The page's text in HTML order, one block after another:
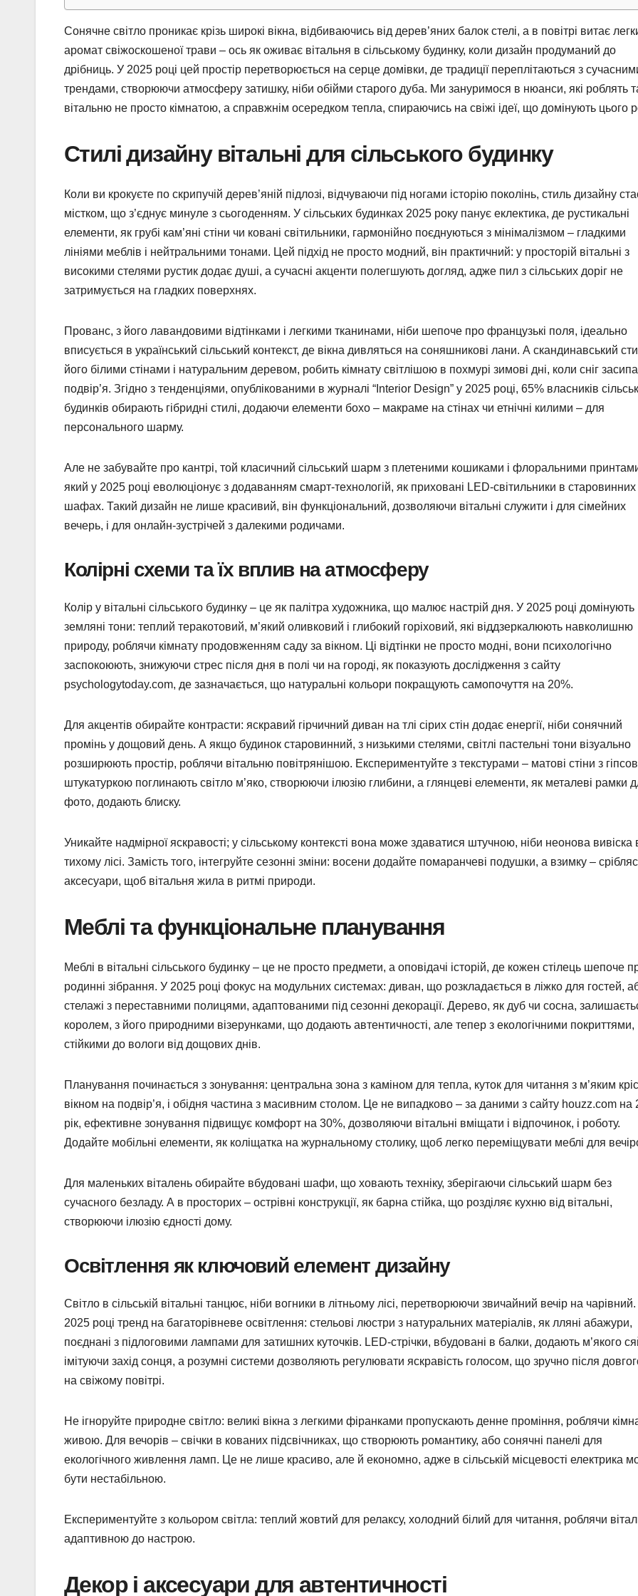
Сонячне світло проникає крізь широкі вікна, відбиваючись від дерев’яних балок стелі, а в повітрі витає
аромат свіжоскошеної трави – ось як оживає вітальня в сільському будинку, коли дизайн продуманий до
дрібниць. У 2025 році цей простір перетворюється на серце домівки, де традиції переплітаються з
трендами, створюючи атмосферу затишку, ніби обійми старого дуба. Ми зануримося в нюанси, які роблять
вітальню не просто кімнатою, а справжнім осередком тепла, спираючись на свіжі ідеї, що домінують цього
Стилі дизайну вітальні для сільського будинку
Коли ви крокуєте по скрипучій дерев’яній підлозі, відчуваючи під ногами історію поколінь, стиль дизайну
містком, що з’єднує минуле з сьогоденням. У сільських будинках 2025 року панує еклектика, де рустикальні
елементи, як грубі кам’яні стіни чи ковані світильники, гармонійно поєднуються з мінімалізмом – гладкими
лініями меблів і нейтральними тонами. Цей підхід не просто модний, він практичний: у просторій вітальні з
високими стелями рустик додає душі, а сучасні акценти полегшують догляд, адже пил з сільських доріг не
затримується на гладких поверхнях.
Прованс, з його лавандовими відтінками і легкими тканинами, ніби шепоче про французькі поля, ідеально
вписується в український сільський контекст, де вікна дивляться на соняшникові лани. А скандинавський
його білими стінами і натуральним деревом, робить кімнату світлішою в похмурі зимові дні, коли сніг
подвір’я. Згідно з тенденціями, опублікованими в журналі “Interior Design” у 2025 році, 65% власників
будинків обирають гібридні стилі, додаючи елементи бохо – макраме на стінах чи етнічні килими – для
персонального шарму.
Але не забувайте про кантрі, той класичний сільський шарм з плетеними кошиками і флоральними
який у 2025 році еволюціонує з додаванням смарт-технологій, як приховані LED-світильники в старовинних
шафах. Такий дизайн не лише красивий, він функціональний, дозволяючи вітальні служити і для сімейних
вечерь, і для онлайн-зустрічей з далекими родичами.
Колірні схеми та їх вплив на атмосферу
Колір у вітальні сільського будинку – це як палітра художника, що малює настрій дня. У 2025 році домінують
земляні тони: теплий теракотовий, м’який оливковий і глибокий горіховий, які віддзеркалюють навколишню
природу, роблячи кімнату продовженням саду за вікном. Ці відтінки не просто модні, вони психологічно
заспокоюють, знижуючи стрес після дня в полі чи на городі, як показують дослідження з сайту
psychologytoday.com, де зазначається, що натуральні кольори покращують самопочуття на 20%.
Для акцентів обирайте контрасти: яскравий гірчичний диван на тлі сірих стін додає енергії, ніби сонячний
промінь у дощовий день. А якщо будинок старовинний, з низькими стелями, світлі пастельні тони візуально
розширюють простір, роблячи вітальню повітрянішою. Експериментуйте з текстурами – матові стіни з
штукатуркою поглинають світло м’яко, створюючи ілюзію глибини, а глянцеві елементи, як металеві рамки
фото, додають блиску.
Уникайте надмірної яскравості; у сільському контексті вона може здаватися штучною, ніби неонова вивіска
тихому лісі. Замість того, інтегруйте сезонні зміни: восени додайте помаранчеві подушки, а взимку –
аксесуари, щоб вітальня жила в ритмі природи.
Меблі та функціональне планування
Меблі в вітальні сільського будинку – це не просто предмети, а оповідачі історій, де кожен стілець шепоче
родинні зібрання. У 2025 році фокус на модульних системах: диван, що розкладається в ліжко для гостей,
стелажі з переставними полицями, адаптованими під сезонні декорації. Дерево, як дуб чи сосна,
королем, з його природними візерунками, що додають автентичності, але тепер з екологічними покриттями,
стійкими до вологи від дощових днів.
Планування починається з зонування: центральна зона з каміном для тепла, куток для читання з м’яким
вікном на подвір’я, і обідня частина з масивним столом. Це не випадково – за даними з сайту houzz.com на
рік, ефективне зонування підвищує комфорт на 30%, дозволяючи вітальні вміщати і відпочинок, і роботу.
Додайте мобільні елементи, як коліщатка на журнальному столику, щоб легко переміщувати меблі для
Для маленьких віталень обирайте вбудовані шафи, що ховають техніку, зберігаючи сільський шарм без
сучасного безладу. А в просторих – острівні конструкції, як барна стійка, що розділяє кухню від вітальні,
створюючи ілюзію єдності дому.
Освітлення як ключовий елемент дизайну
Світло в сільській вітальні танцює, ніби вогники в літньому лісі, перетворюючи звичайний вечір на
2025 році тренд на багаторівневе освітлення: стельові люстри з натуральних матеріалів, як лляні абажури,
поєднані з підлоговими лампами для затишних куточків. LED-стрічки, вбудовані в балки, додають м’якого
імітуючи захід сонця, а розумні системи дозволяють регулювати яскравість голосом, що зручно після
на свіжому повітрі.
Не ігноруйте природне світло: великі вікна з легкими фіранками пропускають денне проміння, роблячи
живою. Для вечорів – свічки в кованих підсвічниках, що створюють романтику, або сонячні панелі для
екологічного живлення ламп. Це не лише красиво, але й економно, адже в сільській місцевості електрика
бути нестабільною.
Експериментуйте з кольором світла: теплий жовтий для релаксу, холодний білий для читання, роблячи
адаптивною до настрою.
Декор і аксесуари для автентичності